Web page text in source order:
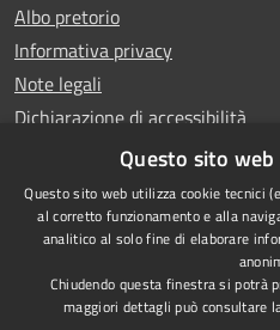
Albo pretorio
Informativa privacy
Note legali
Dichiarazione di accessibilità
Whistleblowing
Accessibilità
Questo sito
Questo sito web utilizza cookie tecnici
al corretto funzionamento e alla
analitico al solo fine di elaborare
Chiudendo questa finestra si potrà
maggiori dettagli può consultare